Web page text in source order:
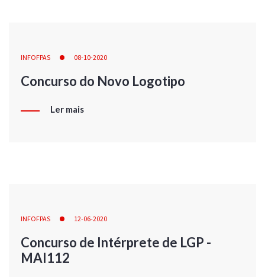
INFOFPAS 08-10-2020
Concurso do Novo Logotipo
Ler mais
INFOFPAS 12-06-2020
Concurso de Intérprete de LGP -
MAI112